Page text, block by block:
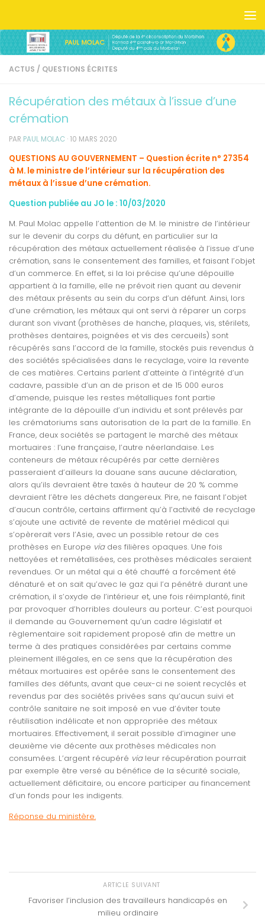
ACTUS / QUESTIONS ÉCRITES
Récupération des métaux à l’issue d’une
crémation
PAR PAUL MOLAC · 10 MARS 2020
QUESTIONS AU GOUVERNEMENT – Question écrite n° 27354
à M. le ministre de l’intérieur sur la récupération des
métaux à l’issue d’une crémation.
Question publiée au JO le : 10/03/2020
M. Paul Molac appelle l’attention de M. le ministre de l’intérieur
sur le devenir du corps du défunt, en particulier sur la
récupération des métaux actuellement réalisée à l’issue d’une
crémation, sans le consentement des familles, et faisant l’objet
d’un commerce. En effet, si la loi précise qu’une dépouille
appartient à la famille, elle ne prévoit rien quant au devenir
des métaux présents au sein du corps d’un défunt. Ainsi, lors
d’une crémation, les métaux qui ont servi à réparer un corps
durant son vivant (prothèses de hanche, plaques, vis, stérilets,
prothèses dentaires, poignées et vis des cercueils) sont
récupérés sans l’accord de la famille, stockés puis revendus à
des sociétés spécialisées dans le recyclage, voire la revente
de ces matières. Certains parlent d’atteinte à l’intégrité d’un
cadavre, passible d’un an de prison et de 15 000 euros
d’amende, puisque les restes métalliques font partie
intégrante de la dépouille d’un individu et sont prélevés par
les crématoriums sans autorisation de la part de la famille. En
France, deux sociétés se partagent le marché des métaux
mortuaires : l’une française, l’autre néerlandaise. Les
conteneurs de métaux récupérés par cette dernières
passeraient d’ailleurs la douane sans aucune déclaration,
alors qu’ils devraient être taxés à hauteur de 20 % comme
devraient l’être les déchets dangereux. Pire, ne faisant l’objet
d’aucun contrôle, certains affirment qu’à l’activité de recyclage
s’ajoute une activité de revente de matériel médical qui
s’opèrerait vers l’Asie, avec un possible retour de ces
prothèses en Europe viades filières opaques. Une fois
nettoyées et remétallisées, ces prothèses médicales seraient
revendues. Or un métal qui a été chauffé a forcément été
dénaturé et on sait qu’avec le gaz qui l’a pénétré durant une
crémation, il s’oxyde de l’intérieur et, une fois réimplanté, finit
par provoquer d’horribles douleurs au porteur. C’est pourquoi
il demande au Gouvernement qu’un cadre législatif et
règlementaire soit rapidement proposé afin de mettre un
terme à des pratiques considérées par certains comme
pleinement illégales, en ce sens que la récupération des
métaux mortuaires est opérée sans le consentement des
familles des défunts, avant que ceux-ci ne soient recyclés et
revendus par des sociétés privées sans qu’aucun suivi et
contrôle sanitaire ne soit imposé en vue d’éviter toute
réutilisation indélicate et non appropriée des métaux
mortuaires. Effectivement, il serait possible d’imaginer une
deuxième vie décente aux prothèses médicales non
consumées. L’argent récupéré vialeur récupération pourrait
par exemple être versé au bénéfice de la sécurité sociale,
actuellement déficitaire, ou encore participer au financement
d’un fonds pour les indigents.
Réponse du ministère.
ARTICLE SUIVANT
Favoriser l’inclusion des travailleurs handicapés en
milieu ordinaire